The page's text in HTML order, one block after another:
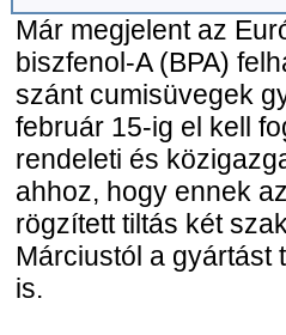
Már megjelent az
biszfenol-A (BPA)
szánt cumisüvegek
február 15-ig el kell
rendeleti és
ahhoz, hogy ennek
rögzített tiltás két
Márciustól a gyártást
is.